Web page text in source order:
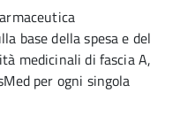
base della spesa e del
medicinali di fascia A,
per ogni singola